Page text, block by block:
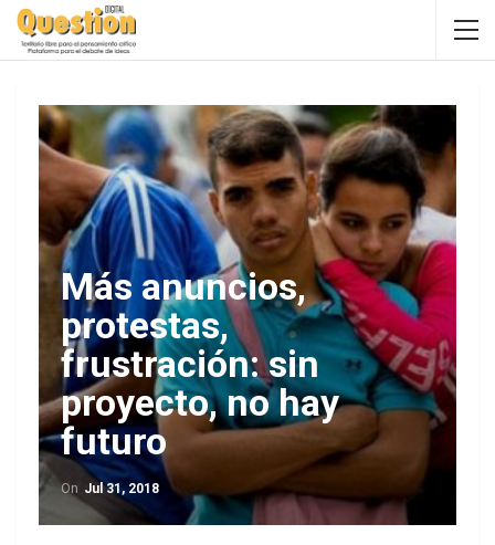
Más anuncios,
protestas,
frustración: sin
proyecto, no hay
futuro
On Jul 31, 2018